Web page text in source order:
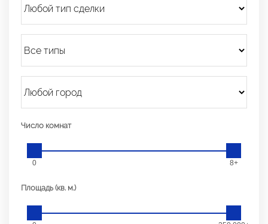
Число комнат
0 8+
Площадь (кв. м.)